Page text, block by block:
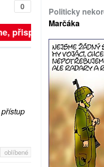
0
přispějte. ➥
oblíbené
Politicky
Marčáka